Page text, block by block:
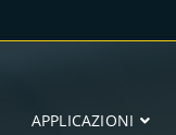
APPLICAZIONI